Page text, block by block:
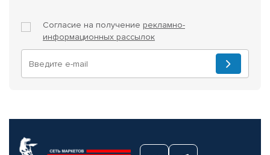
Согласие на получение рекламно-
информационных рассылок